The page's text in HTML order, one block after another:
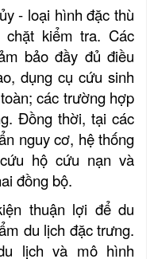
- loại hình đặc thù
kiểm tra. Các
bảo đầy đủ điều
dụng cụ cứu sinh
các trường hợp
Đồng thời, tại các
nguy cơ, hệ thống
hộ cứu nạn và
đồng bộ.
thuận lợi để du
du lịch đặc trưng.
lịch và mô hình